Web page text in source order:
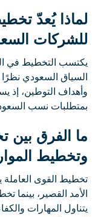
لماذا يُعدّ
للشركات
يكتسب التخطيط في
وأهداف التوطين، إذ
بمتطلبات نسب
ما الفرق بين
وتخطيط
تخطيط القوى العاملة
الأمد القصير، بينما
يتناول المهارات